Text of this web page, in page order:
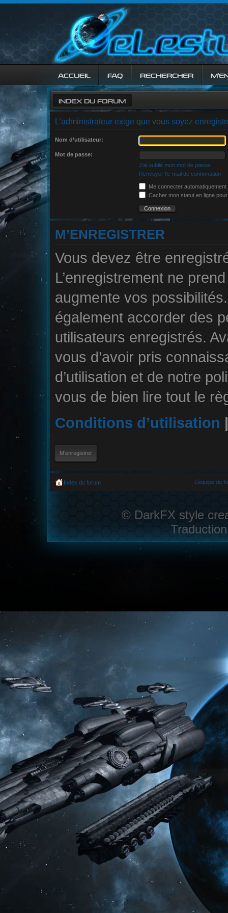
ACCUEIL FAQ RECHERCHER
INDEX DU FORUM
L’administrateur exige que vous soyez
Nom d’utilisateur:
Mot de passe:
J’ai oublié mon mot de passe
Renvoyer l’e-mail de confirmation
Me connecter
Cacher mon statut en ligne
M’ENREGISTRER
Vous devez être
L’enregistrement ne
augmente vos
également accorder des
utilisateurs enregistrés.
vous d’avoir pris
d’utilisation et de notre
vous de bien lire tout le
Conditions d’utilisation
M’enregistrer
Index du forum L’équipe du
© DarkFX style